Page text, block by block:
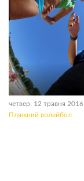
четвер, 12 травня 2016
Пляжний волейбол